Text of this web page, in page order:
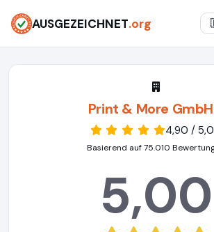
AUSGEZEICHNET.org
Print & More GmbH
4,90 /
Basierend auf 75.010
5,00